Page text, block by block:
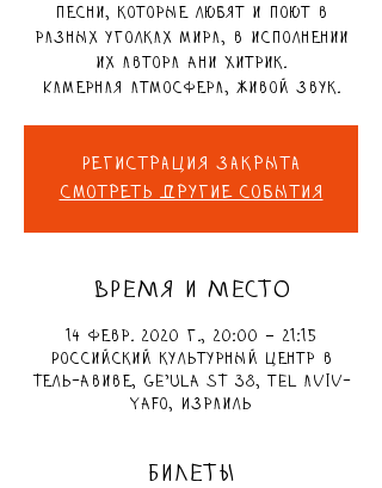
песни, которые любят и поют в
разных уголках мира, в исполнении
их автора Ани Хитрик.
Камерная атмосфера, живой звук.
Регистрация закрыта
Смотреть другие события
ВРЕМЯ И МЕСТО
14 февр. 2020 г., 20:00 – 21:15
Российский культурный центр в
Тель-Авиве, Ge'ula St 38, Tel Aviv-
Yafo, Израиль
БИЛЕТЫ